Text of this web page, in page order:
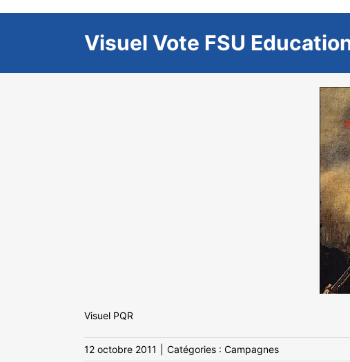
Visuel Vote FSU
Visuel PQR
12 octobre 2011 Catégories : Campagnes